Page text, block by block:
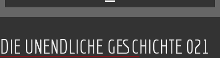
Aktuell
Werkverzeichnis
DIE UNENDLICHE GESCHICHTE 021